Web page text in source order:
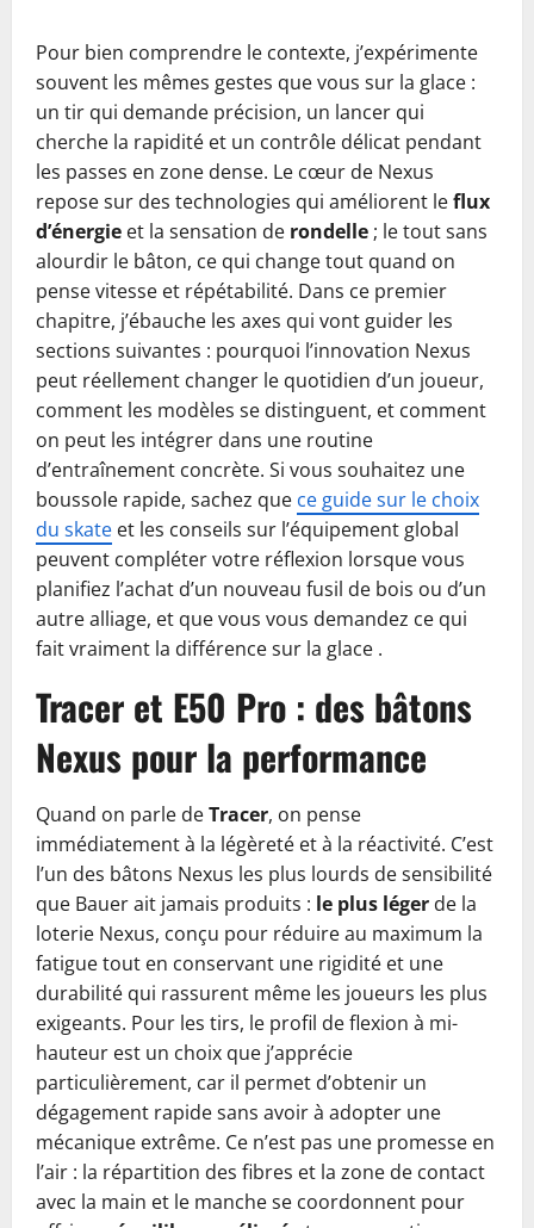
Pour bien comprendre le contexte, j’expérimente
souvent les mêmes gestes que vous sur la glace :
un tir qui demande précision, un lancer qui
cherche la rapidité et un contrôle délicat pendant
les passes en zone dense. Le cœur de Nexus
repose sur des technologies qui améliorent leflux
d’énergie et la sensation de rondelle ; le tout sans
alourdir le bâton, ce qui change tout quand on
pense vitesse et répétabilité. Dans ce premier
chapitre, j’ébauche les axes qui vont guider les
sections suivantes : pourquoi l’innovation Nexus
peut réellement changer le quotidien d’un joueur,
comment les modèles se distinguent, et comment
on peut les intégrer dans une routine
d’entraînement concrète. Si vous souhaitez une
boussole rapide, sachez que ce guide sur le choix
du skate et les conseils sur l’équipement global
peuvent compléter votre réflexion lorsque vous
planifiez l’achat d’un nouveau fusil de bois ou d’un
autre alliage, et que vous vous demandez ce qui
fait vraiment la différence sur la glace .
Tracer et E50 Pro : des bâtons
Nexus pour la performance
Quand on parle deTracer, on pense
immédiatement à la légèreté et à la réactivité. C’est
l’un des bâtons Nexus les plus lourds de sensibilité
que Bauer ait jamais produits : le plus léger de la
loterie Nexus, conçu pour réduire au maximum la
fatigue tout en conservant une rigidité et une
durabilité qui rassurent même les joueurs les plus
exigeants. Pour les tirs, le profil de flexion à mi-
hauteur est un choix que j’apprécie
particulièrement, car il permet d’obtenir un
dégagement rapide sans avoir à adopter une
mécanique extrême. Ce n’est pas une promesse en
l’air : la répartition des fibres et la zone de contact
avec la main et le manche se coordonnent pour